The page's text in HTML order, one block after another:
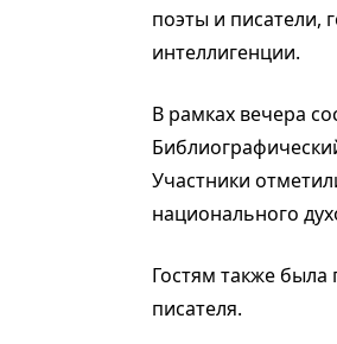
поэты и писатели,
интеллигенции.
В рамках вечера
Участники
национального
Гостям также была
писателя.